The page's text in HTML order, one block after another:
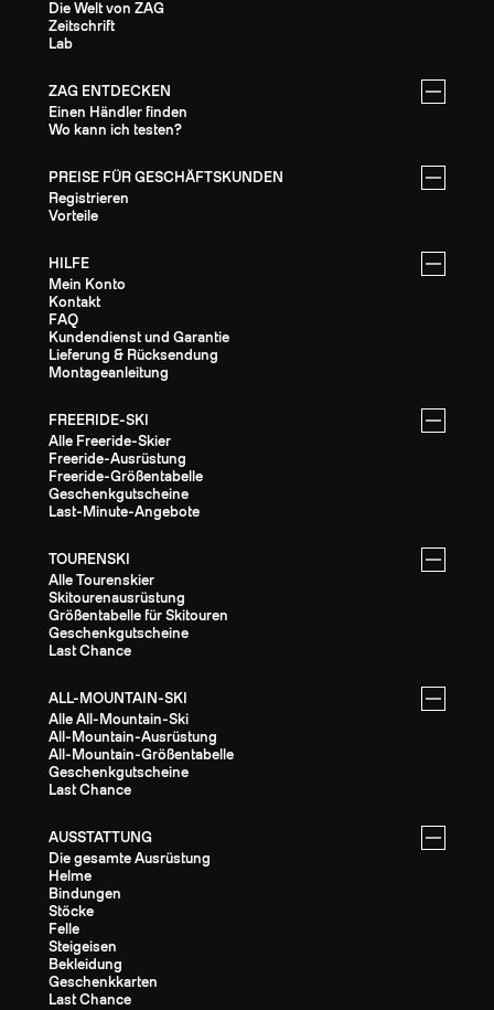
Die Welt von ZAG
Zeitschrift
Lab
ZAG ENTDECKEN
Einen Händler finden
Wo kann ich testen?
PREISE FÜR GESCHÄFTSKUNDEN
Registrieren
Vorteile
HILFE
Mein Konto
Kontakt
FAQ
Kundendienst und Garantie
Lieferung & Rücksendung
Montageanleitung
FREERIDE-SKI
Alle Freeride-Skier
Freeride-Ausrüstung
Freeride-Größentabelle
Geschenkgutscheine
Last-Minute-Angebote
TOURENSKI
Alle Tourenskier
Skitourenausrüstung
Größentabelle für Skitouren
Geschenkgutscheine
Last Chance
ALL-MOUNTAIN-SKI
Alle All-Mountain-Ski
All-Mountain-Ausrüstung
All-Mountain-Größentabelle
Geschenkgutscheine
Last Chance
AUSSTATTUNG
Die gesamte Ausrüstung
Helme
Bindungen
Stöcke
Felle
Steigeisen
Bekleidung
Geschenkkarten
Last Chance